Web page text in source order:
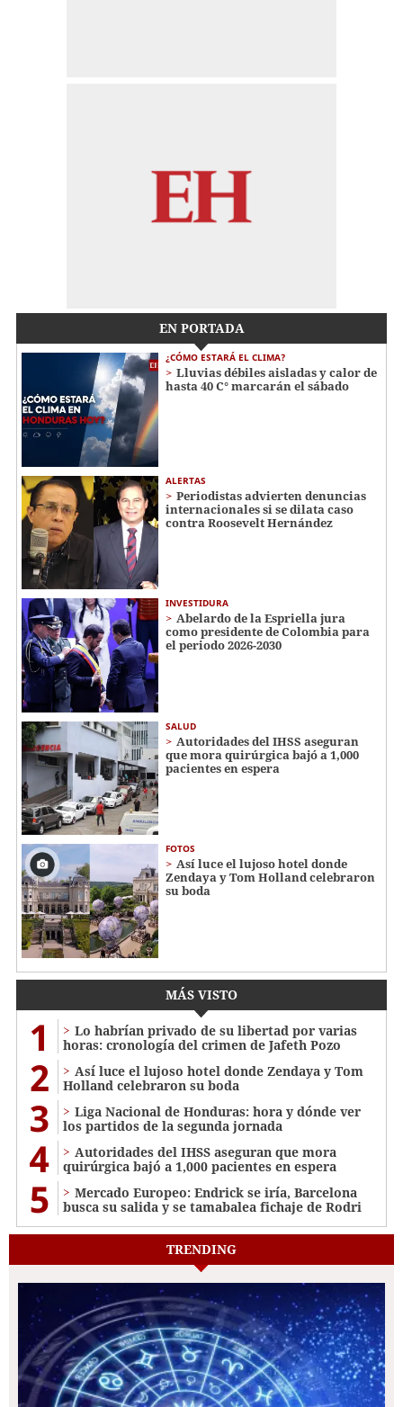
EN PORTADA
¿CÓMO ESTARÁ EL CLIMA?
Lluvias débiles aisladas y calor de
hasta 40 C° marcarán el sábado
ALERTAS
Periodistas advierten denuncias
internacionales si se dilata caso
contra Roosevelt Hernández
INVESTIDURA
Abelardo de la Espriella jura
como presidente de Colombia para
el periodo 2026-2030
SALUD
Autoridades del IHSS aseguran
que mora quirúrgica bajó a 1,000
pacientes en espera
FOTOS
Así luce el lujoso hotel donde
Zendaya y Tom Holland celebraron
su boda
MÁS VISTO
1
Lo habrían privado de su libertad por varias
horas: cronología del crimen de Jafeth Pozo
2
Así luce el lujoso hotel donde Zendaya y Tom
Holland celebraron su boda
3
Liga Nacional de Honduras: hora y dónde ver
los partidos de la segunda jornada
4
Autoridades del IHSS aseguran que mora
quirúrgica bajó a 1,000 pacientes en espera
5
Mercado Europeo: Endrick se iría, Barcelona
busca su salida y se tamabalea fichaje de Rodri
TRENDING